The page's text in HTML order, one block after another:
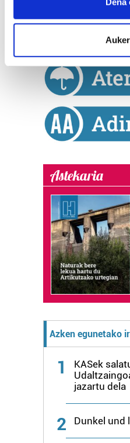
Identify your device
specific characteristics
Find out more about how
and set your preferences in
Guk eta gure bazkideek
prozesatzen ditugu, zure IP
teknologia erabiliz,
neurtzeko, jendeari
produktuak garatzeko. Zure
erabiltzen dituen hauta
Bazkide batzuek ez dizute
interes komertzial
bazkideen zerrenda, beren
duten interes legitimoa eta
dezakezun ikusteko.
datuen atalean. Edozein
Webgune honek cookie
fitxategiak erabiltzen ditu.
baliatzen gara. Ohar hau
erabiltzeko baimen
Astekaria
Azken egunetako
1
KASek
jazartu dela
2 Dunkel und